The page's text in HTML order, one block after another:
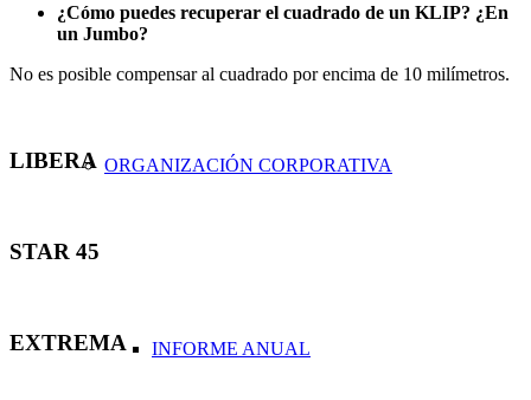
ORGANIZACIÓN CORPORATIVA
INFORME ANUAL
¿Cómo puedes recuperar el cuadrado de un KLIP? ¿En
un Jumbo?
No es posible compensar al cuadrado por encima de 10 milímetros.
LIBERA
STAR 45
EXTREMA